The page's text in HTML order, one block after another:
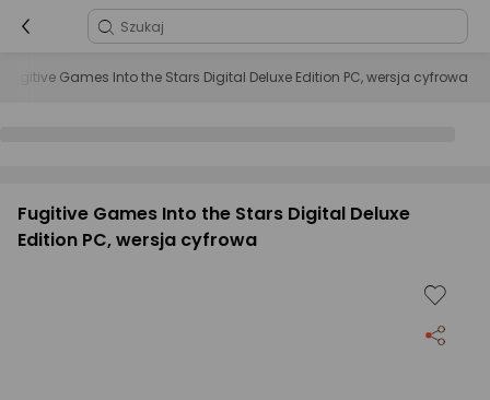
Fugitive Games Into the Stars Digital Deluxe Edition PC, wersja cyfrowa
Fugitive Games Into the Stars Digital Deluxe
Edition PC, wersja cyfrowa